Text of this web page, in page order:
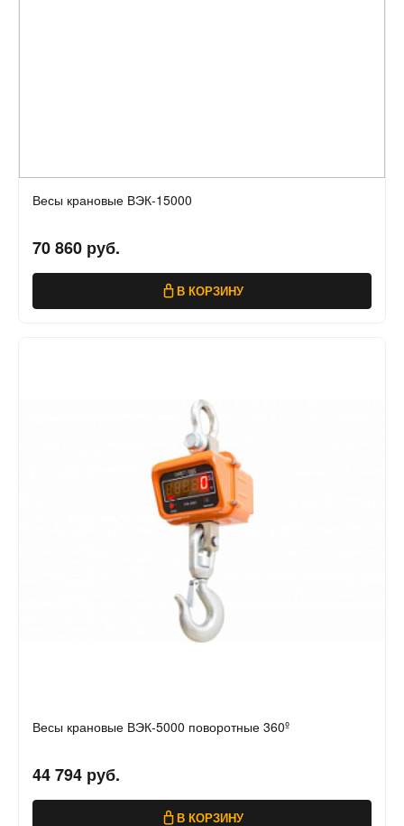
Весы крановые ВЭК-15000
70 860 руб.
В КОРЗИНУ
Весы крановые ВЭК-5000 поворотные 360º
44 794 руб.
В КОРЗИНУ